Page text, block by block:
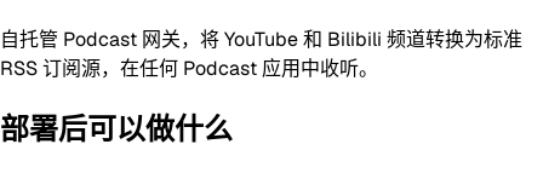
自托管 Podcast 网关，将 YouTube 和 Bilibili 频道转换为标准
RSS 订阅源，在任何 Podcast 应用中收听。
部署后可以做什么